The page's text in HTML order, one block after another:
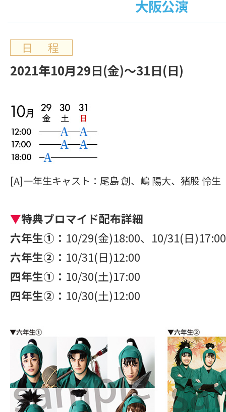
大阪公演
日 程
2021年10月29日(金)～31日(日)
[A]一年生キャスト：尾島 創、嶋 陽大、猪股 怜生
▼特典ブロマイド配布詳細
六年生➀： 10/29(金)18:00、10/31(日)17:00
六年生②： 10/31(日)12:00
四年生➀： 10/30(土)17:00
四年生②： 10/30(土)12:00